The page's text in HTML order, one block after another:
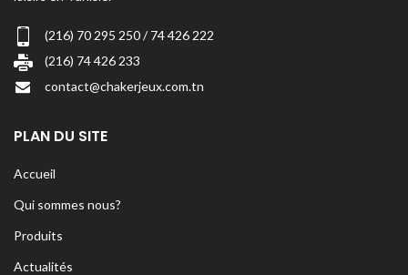
(216) 70 295 250 / 74 426 222
(216) 74 426 233
contact@chakerjeux.com.tn
PLAN DU SITE
Accueil
Qui sommes nous?
Produits
Actualités